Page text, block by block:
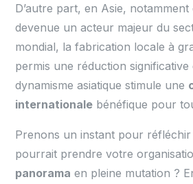
D’autre part, en Asie,
devenue un acteur majeur du
mondial, la fabrication locale à
permis une réduction significative
dynamisme asiatique stimule une
internationale bénéfique pour
Prenons un instant pour réfléchir
pourrait prendre votre
panorama en pleine mutation ?